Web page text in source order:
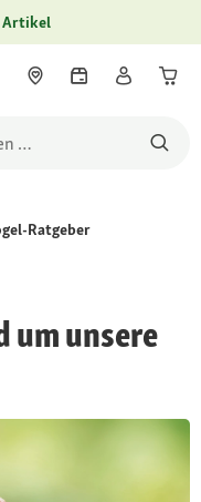
Artikel
Ratgeber
um unsere